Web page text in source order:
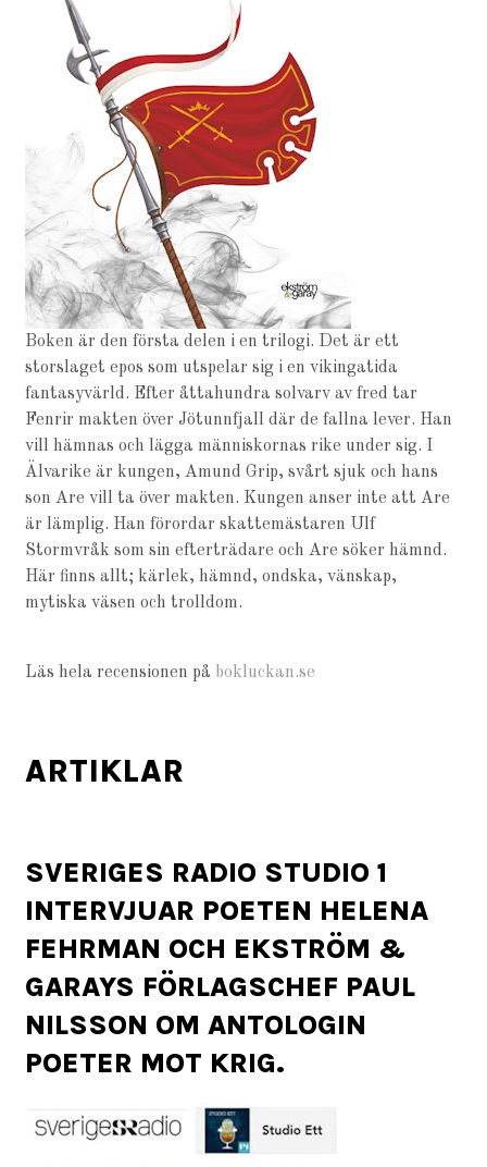
Boken är den första delen i en trilogi. Det är ett
storslaget epos som utspelar sig i en vikingatida
fantasyvärld. Efter åttahundra solvarv av fred tar
Fenrir makten över Jötunnfjall där de fallna lever. Han
vill hämnas och lägga människornas rike under sig. I
Älvarike är kungen, Amund Grip, svårt sjuk och hans
son Are vill ta över makten. Kungen anser inte att Are
är lämplig. Han förordar skattemästaren Ulf
Stormvråk som sin efterträdare och Are söker hämnd.
Här finns allt; kärlek, hämnd, ondska, vänskap,
mytiska väsen och trolldom.
Läs hela recensionen på bokluckan.se
ARTIKLAR
SVERIGES RADIO STUDIO 1
INTERVJUAR POETEN HELENA
FEHRMAN OCH EKSTRÖM &
GARAYS FÖRLAGSCHEF PAUL
NILSSON OM ANTOLOGIN
POETER MOT KRIG.